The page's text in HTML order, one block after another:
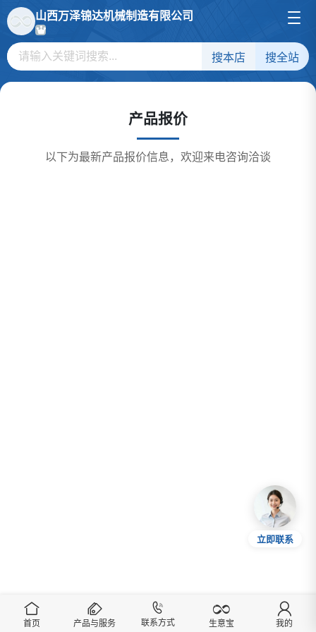
山西万泽锦达机械制造有限公司
搜本店 搜全站
产品报价
以下为最新产品报价信息，欢迎来电咨询洽谈
立即联系
首页 产品与服务 联系方式 生意宝 我的